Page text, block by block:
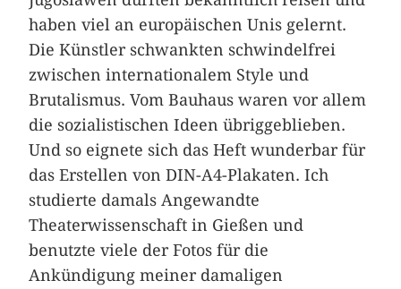
haben viel an europäischen Unis gelernt.
Die Künstler schwankten schwindelfrei
zwischen internationalem Style und
Brutalismus. Vom Bauhaus waren vor allem
die sozialistischen Ideen übriggeblieben.
Und so eignete sich das Heft wunderbar für
das Erstellen von DIN-A4-Plakaten. Ich
studierte damals Angewandte
Theaterwissenschaft in Gießen und
benutzte viele der Fotos für die
Ankündigung meiner damaligen